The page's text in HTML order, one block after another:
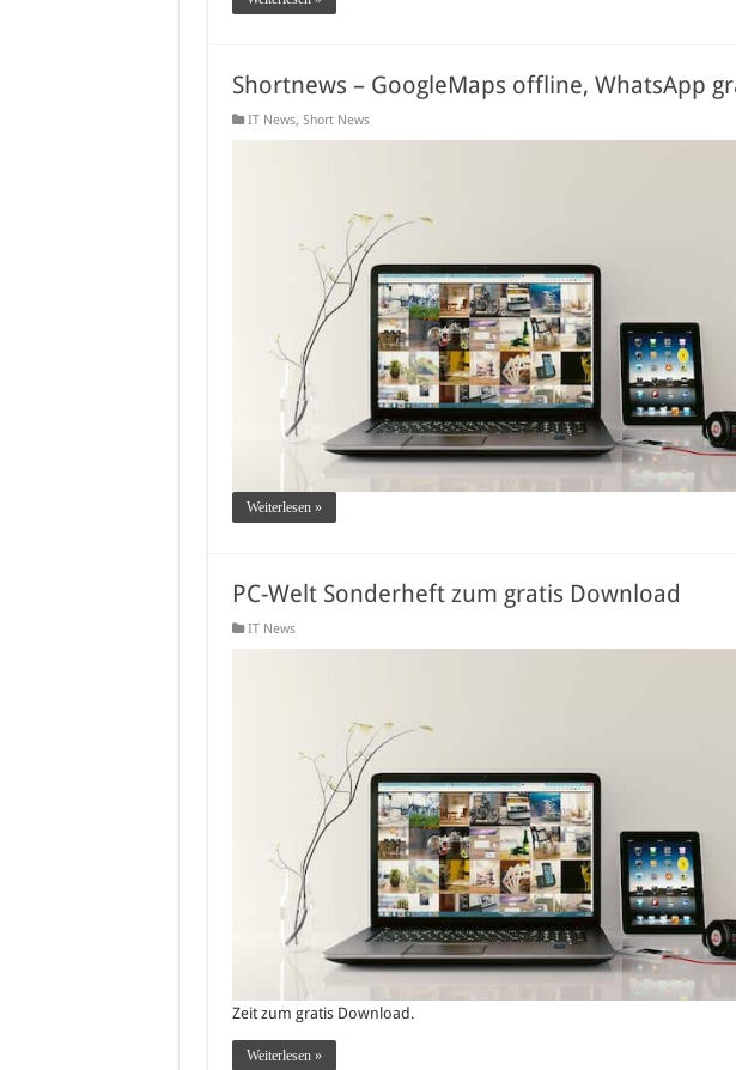
Shortnews – GoogleMaps offline, WhatsApp
IT News, Short News
Weiterlesen »
PC-Welt Sonderheft zum gratis Download
IT News
Zeit zum gratis Download.
Weiterlesen »